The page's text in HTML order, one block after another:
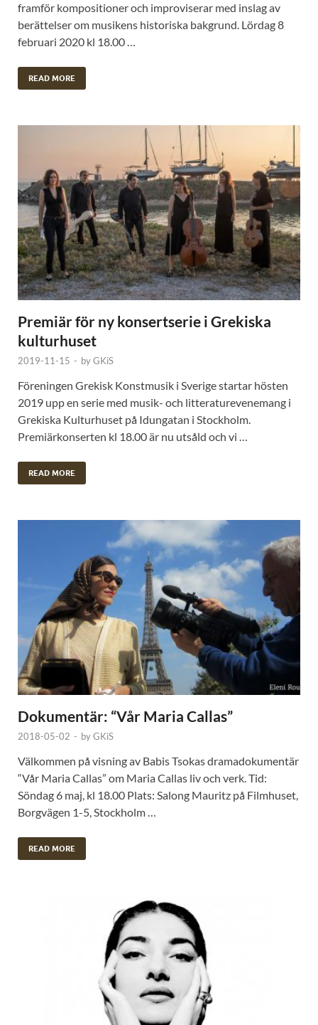
framför kompositioner och improviserar med inslag av
berättelser om musikens historiska bakgrund. Lördag 8
februari 2020 kl 18.00 …
READ MORE
Premiär för ny konsertserie i Grekiska
kulturhuset
2019-11-15 - byGKiS
Föreningen Grekisk Konstmusik i Sverige startar hösten
2019 upp en serie med musik- och litteraturevenemang i
Grekiska Kulturhuset på Idungatan i Stockholm.
Premiärkonserten kl 18.00 är nu utsåld och vi …
READ MORE
Dokumentär: “Vår Maria Callas”
2018-05-02 - byGKiS
Välkommen på visning av Babis Tsokas dramadokumentär
“Vår Maria Callas” om Maria Callas liv och verk. Tid:
Söndag 6 maj, kl 18.00 Plats: Salong Mauritz på Filmhuset,
Borgvägen 1-5, Stockholm …
READ MORE